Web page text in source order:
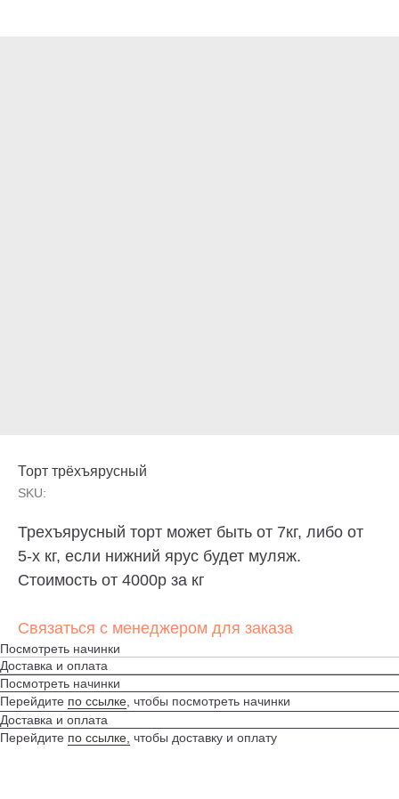
Торт трёхъярусный
SKU:
Трехъярусный торт может быть от 7кг, либо от
5-х кг, если нижний ярус будет муляж.
Стоимость от 4000р за кг
Связаться с менеджером для заказа
Посмотреть начинки
Доставка и оплата
Посмотреть начинки
Перейдите по ссылке , чтобы посмотреть начинки
Доставка и оплата
Перейдите по ссылке, чтобы доставку и оплату
Торт без сахара, торт без глютена, торт без
лактозы? — Пожалуйста. Просто скажите о
своих предпочтениях. И конечно, отрисуем эскиз
по Вашему описанию и воплотим любые
пожелания в торте.